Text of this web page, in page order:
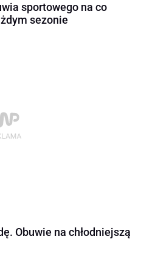
sportowego na co
sezonie
Obuwie na chłodniejszą